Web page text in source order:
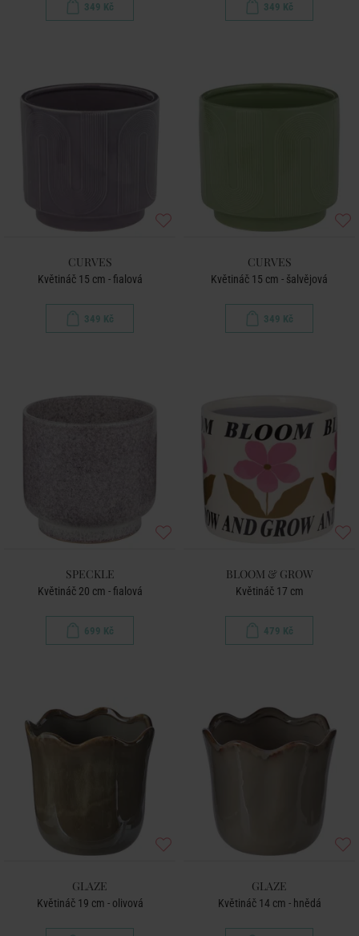
349 Kč 349 Kč
CURVES
Květináč 15 cm - fialová
349 Kč
CURVES
Květináč 15 cm - šalvějová
349 Kč
SPECKLE
Květináč 20 cm - fialová
699 Kč
BLOOM & GROW
Květináč 17 cm
479 Kč
GLAZE
Květináč 19 cm - olivová
GLAZE
Květináč 14 cm - hnědá